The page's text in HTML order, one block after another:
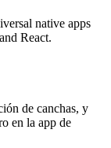
native apps
React.
de canchas, y
en la app de